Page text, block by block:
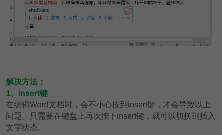
解决方法：
1、insert键
在编辑Word文档时，会不小心按到insert键，才会导致以上
问题。只需要在键盘上再次按下insert键，就可以切换到插入
文字状态。